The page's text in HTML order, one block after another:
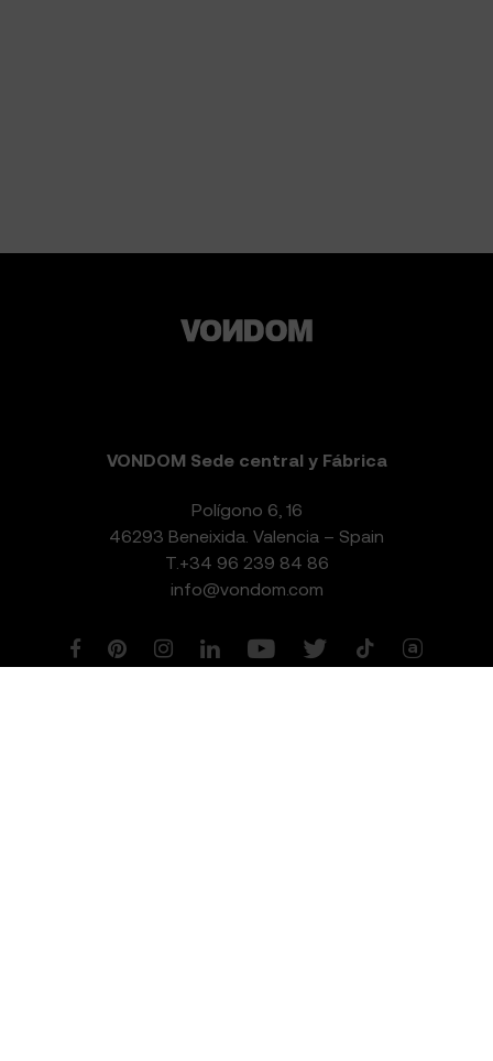
VONDOM Sede central y Fábrica
Polígono 6, 16
46293 Beneixida. Valencia – Spain
T. +34 96 239 84 86
info@vondom.com